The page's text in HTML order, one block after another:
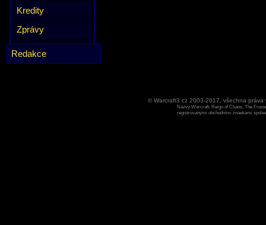
Kredity
Zprávy
Redakce
© Warcraft3.cz 2003-2017, všechna
Názvy Warcraft, Reign of Chaos, The
registrovanými obchodními znaekami